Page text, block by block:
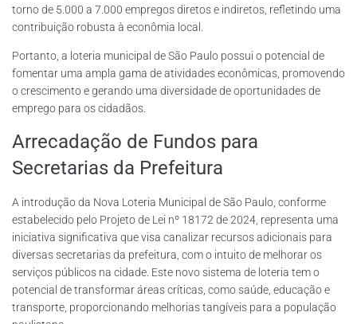
torno de 5.000 a 7.000 empregos diretos e indiretos, refletindo uma
contribuição robusta à econômia local.
Portanto, a loteria municipal de São Paulo possui o potencial de
fomentar uma ampla gama de atividades econômicas, promovendo
o crescimento e gerando uma diversidade de oportunidades de
emprego para os cidadãos.
Arrecadação de Fundos para
Secretarias da Prefeitura
A introdução da Nova Loteria Municipal de São Paulo, conforme
estabelecido pelo Projeto de Lei nº 18172 de 2024, representa uma
iniciativa significativa que visa canalizar recursos adicionais para
diversas secretarias da prefeitura, com o intuito de melhorar os
serviços públicos na cidade. Este novo sistema de loteria tem o
potencial de transformar áreas críticas, como saúde, educação e
transporte, proporcionando melhorias tangíveis para a população